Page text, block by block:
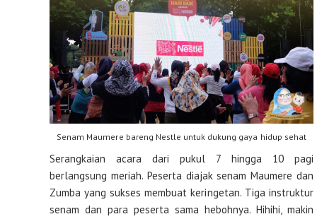
Senam Maumere bareng Nestle untuk dukung gaya hidup sehat
Serangkaian acara dari pukul 7 hingga 10 pagi
berlangsung meriah. Peserta diajak senam Maumere dan
Zumba yang sukses membuat keringetan. Tiga instruktur
senam dan para peserta sama hebohnya. Hihihi, makin